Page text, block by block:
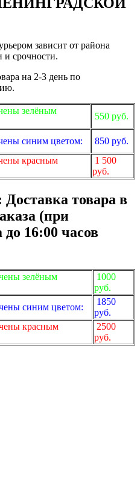
зависит от района
и срочности.
на 2-3 день по
зелёным
550 руб.
синим цветом: 850 руб.
красным
1 500
руб.
Доставка товара в
(при
16:00 часов
зелёным
1000
руб.
синим цветом:
1850
руб.
красным
2500
руб.